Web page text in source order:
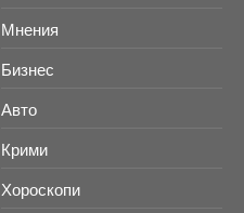
Мнения
Бизнес
Авто
Крими
Хороскопи